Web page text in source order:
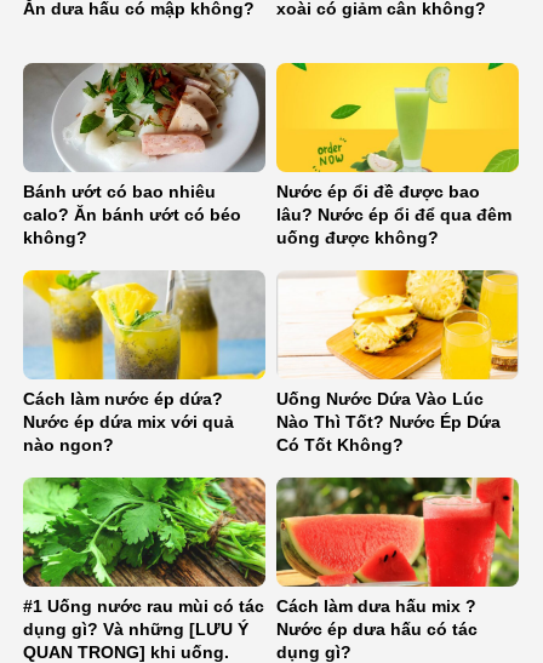
Ăn dưa hấu có mập không? xoài có giảm cân không?
Bánh ướt có bao nhiêu
calo? Ăn bánh ướt có béo
không?
Nước ép ổi đề được bao
lâu? Nước ép ổi để qua đêm
uống được không?
Cách làm nước ép dứa?
Nước ép dứa mix với quả
nào ngon?
Uống Nước Dứa Vào Lúc
Nào Thì Tốt? Nước Ép Dứa
Có Tốt Không?
#1 Uống nước rau mùi có tác
dụng gì? Và những [LƯU Ý
QUAN TRONG] khi uống.
Cách làm dưa hấu mix ?
Nước ép dưa hấu có tác
dụng gì?